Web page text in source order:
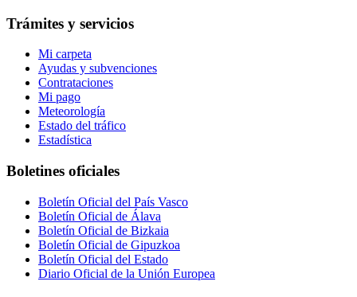
Trámites y servicios
Mi carpeta
Ayudas y subvenciones
Contrataciones
Mi pago
Meteorología
Estado del tráfico
Estadística
Boletines oficiales
Boletín Oficial del País Vasco
Boletín Oficial de Álava
Boletín Oficial de Bizkaia
Boletín Oficial de Gipuzkoa
Boletín Oficial del Estado
Diario Oficial de la Unión Europea